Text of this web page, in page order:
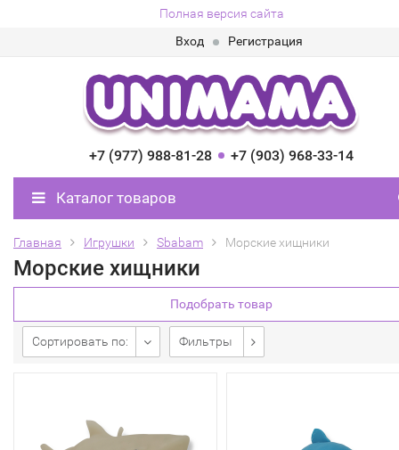
Полная версия сайта
Вход
Регистрация
+7 (977) 988-81-28 +7 (903) 968-33-14
Каталог товаров
Главная Игрушки Sbabam Морские хищники
Морские хищники
Подобрать товар
Сортировать по: Фильтры